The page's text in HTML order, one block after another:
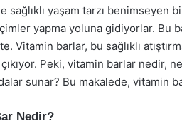
sağlıklı yaşam tarzı benimseyen
yapma yoluna gidiyorlar. Bu
Vitamin barlar, bu sağlıklı
Peki, vitamin barlar nedir,
sunar? Bu makalede, vitamin
Nedir?